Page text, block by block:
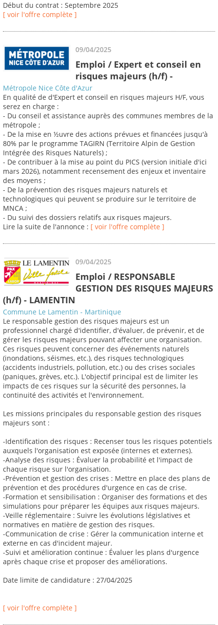
Début du contrat : Septembre 2025
[ voir l'offre complète ]
09/04/2025
Emploi / Expert et conseil en
risques majeurs (h/f) -
Métropole Nice Côte d'Azur
En qualité de d'Expert et conseil en risques majeurs H/F, vous
serez en charge :
- Du conseil et assistance auprès des communes membres de la
métropole ;
- De la mise en ½uvre des actions prévues et financées jusqu'à
80% par le programme TAGIRN (Territoire Alpin de Gestion
Intégrée des Risques Naturels) ;
- De contribuer à la mise au point du PICS (version initiale d'ici
mars 2026), notamment recensement des enjeux et inventaire
des moyens ;
- De la prévention des risques majeurs naturels et
technologiques qui peuvent se produire sur le territoire de
MNCA ;
- Du suivi des dossiers relatifs aux risques majeurs.
Lire la suite de l'annonce : [ voir l'offre complète ]
09/04/2025
Emploi / RESPONSABLE
GESTION DES RISQUES MAJEURS
(h/f) - LAMENTIN
Commune Le Lamentin - Martinique
Le responsable gestion des risques majeurs est un
professionnel chargé d'identifier, d'évaluer, de prévenir, et de
gérer les risques majeurs pouvant affecter une organisation.
Ces risques peuvent concerner des événements naturels
(inondations, séismes, etc.), des risques technologiques
(accidents industriels, pollution, etc.) ou des crises sociales
(paniques, grèves, etc.). L'objectif principal est de limiter les
impacts de ces risques sur la sécurité des personnes, la
continuité des activités et l'environnement.
Les missions principales du responsable gestion des risques
majeurs sont :
-Identification des risques : Recenser tous les risques potentiels
auxquels l'organisation est exposée (internes et externes).
-Analyse des risques : Évaluer la probabilité et l'impact de
chaque risque sur l'organisation.
-Prévention et gestion des crises : Mettre en place des plans de
prévention et des procédures d'urgence en cas de crise.
-Formation et sensibilisation : Organiser des formations et des
simulations pour préparer les équipes aux risques majeurs.
-Veille réglementaire : Suivre les évolutions législatives et
normatives en matière de gestion des risques.
-Communication de crise : Gérer la communication interne et
externe en cas d'incident majeur.
-Suivi et amélioration continue : Évaluer les plans d'urgence
après chaque crise et proposer des améliorations.
Date limite de candidature : 27/04/2025
[ voir l'offre complète ]